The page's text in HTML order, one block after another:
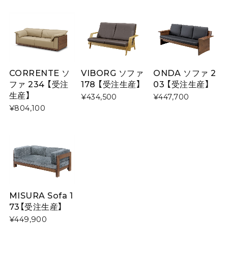
CORRENTE ソ
ファ 234 【受注
生産】
¥804,100
VIBORG ソファ
178 【受注生産】
¥434,500
ONDA ソファ 2
03 【受注生産】
¥447,700
MISURA Sofa 1
73【受注生産】
¥449,900